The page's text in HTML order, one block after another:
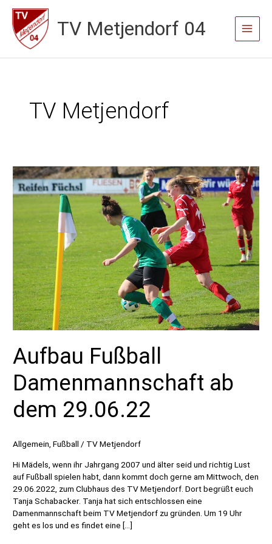
Zum
Inhalt
springen
TV Metjendorf 04
Main
Menu
TV Metjendorf
Aufbau Fußball
Damenmannschaft ab
dem 29.06.22
Allgemein,Fußball / TV Metjendorf
Hi Mädels, wenn ihr Jahrgang 2007 und älter seid und richtig Lust
auf Fußball spielen habt, dann kommt doch gerne am Mittwoch, den
29.06.2022, zum Clubhaus des TV Metjendorf. Dort begrüßt euch
Tanja Schabacker. Tanja hat sich entschlossen eine
Damenmannschaft beim TV Metjendorf zu gründen. Um 19 Uhr
geht es los und es findet eine […]